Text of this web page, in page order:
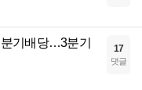
기배당…3분기
17
댓글